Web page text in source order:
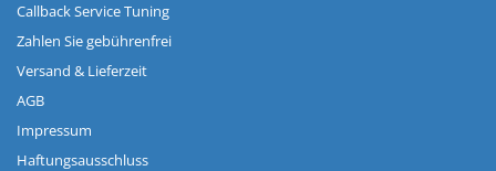
Callback Service Tuning
Zahlen Sie gebührenfrei
Versand & Lieferzeit
AGB
Impressum
Haftungsausschluss